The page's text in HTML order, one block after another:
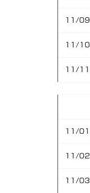
11/09
11/10
11/11
11/01
11/02
11/03